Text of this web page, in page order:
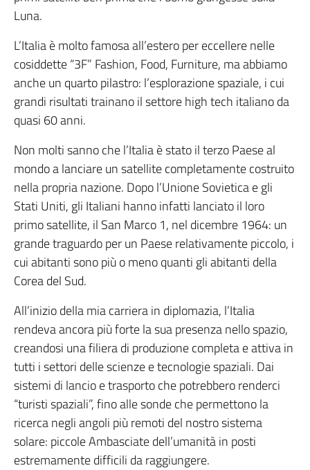
Luna.
L’Italia è molto famosa all’estero per eccellere nelle
cosiddette “3F” Fashion, Food, Furniture, ma abbiamo
anche un quarto pilastro: l’esplorazione spaziale, i cui
grandi risultati trainano il settore high tech italiano da
quasi 60 anni.
Non molti sanno che l’Italia è stato il terzo Paese al
mondo a lanciare un satellite completamente costruito
nella propria nazione. Dopo l’Unione Sovietica e gli
Stati Uniti, gli Italiani hanno infatti lanciato il loro
primo satellite, il San Marco 1, nel dicembre 1964: un
grande traguardo per un Paese relativamente piccolo, i
cui abitanti sono più o meno quanti gli abitanti della
Corea del Sud.
All’inizio della mia carriera in diplomazia, l’Italia
rendeva ancora più forte la sua presenza nello spazio,
creandosi una filiera di produzione completa e attiva in
tutti i settori delle scienze e tecnologie spaziali. Dai
sistemi di lancio e trasporto che potrebbero renderci
“turisti spaziali”, fino alle sonde che permettono la
ricerca negli angoli più remoti del nostro sistema
solare: piccole Ambasciate dell’umanità in posti
estremamente difficili da raggiungere.